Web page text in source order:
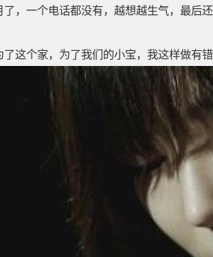
了，一个电话都没有，越想越生气，最后
了这个家，为了我们的小宝，我这样做有